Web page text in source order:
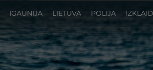
IGAUNIJA LIETUVA POLIJA